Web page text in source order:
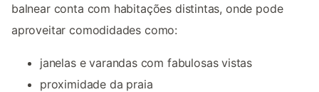
balnear conta com habitações distintas, onde pode
aproveitar comodidades como:
janelas e varandas com fabulosas vistas
proximidade da praia